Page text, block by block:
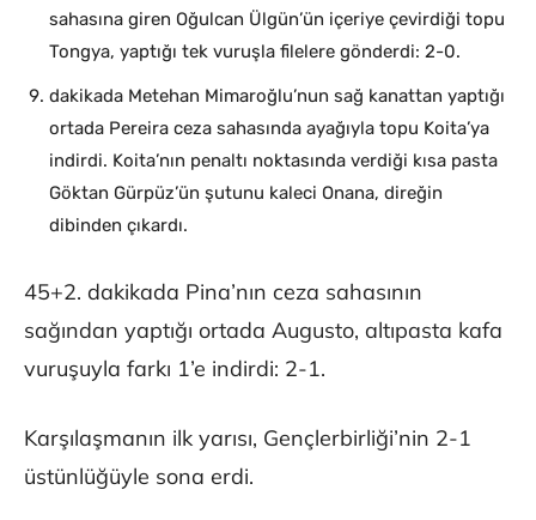
sahasına giren Oğulcan Ülgün’ün içeriye çevirdiği topu
Tongya, yaptığı tek vuruşla filelere gönderdi: 2-0.
dakikada Metehan Mimaroğlu’nun sağ kanattan yaptığı
ortada Pereira ceza sahasında ayağıyla topu Koita’ya
indirdi. Koita’nın penaltı noktasında verdiği kısa pasta
Göktan Gürpüz’ün şutunu kaleci Onana, direğin
dibinden çıkardı.
45+2. dakikada Pina’nın ceza sahasının
sağından yaptığı ortada Augusto, altıpasta kafa
vuruşuyla farkı 1’e indirdi: 2-1.
Karşılaşmanın ilk yarısı, Gençlerbirliği’nin 2-1
üstünlüğüyle sona erdi.